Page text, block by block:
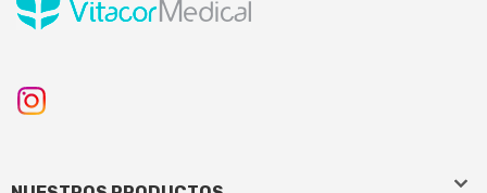
keyboard_arrow_down
keyboard_arrow_down